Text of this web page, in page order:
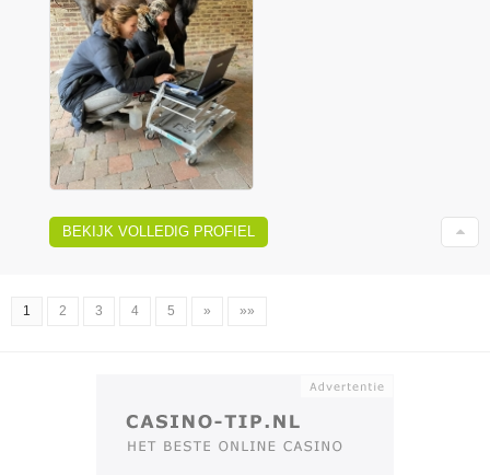
BEKIJK VOLLEDIG PROFIEL
1 2 3 4 5 » »»